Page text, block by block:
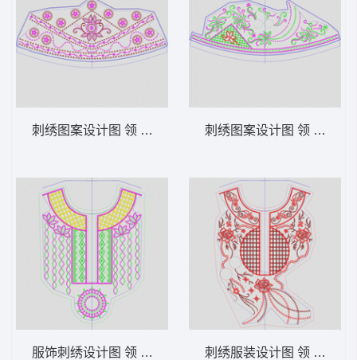
刺绣图案设计图 领 衣边下摆 中东阿拉伯 泰
服饰刺绣设计图 领 衣边下摆 中东阿拉伯 泰
刺绣图案设计图 领 衣边下
刺绣服装设计图 领 衣边下